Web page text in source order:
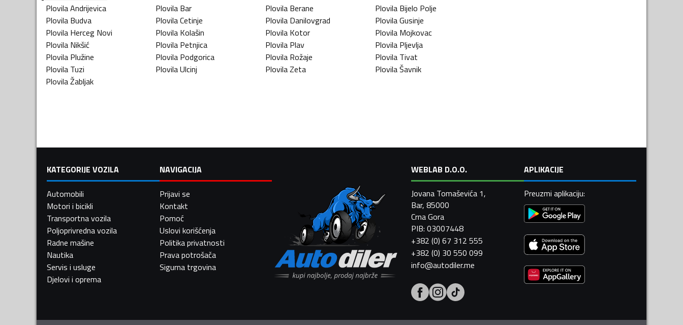
PlovilaAndrijevica Plovila Bar Plovila Berane Plovila Bijelo Polje
Plovila Budva PlovilaCetinje Plovila Danilovgrad PlovilaGusinje
Plovila Herceg Novi Plovila Kolašin Plovila Kotor Plovila Mojkovac
Plovila Nikšić Plovila Petnjica Plovila Plav Plovila Pljevlja
Plovila Plužine Plovila Podgorica Plovila Rožaje Plovila Tivat
Plovila Tuzi PlovilaUlcinj PlovilaZeta PlovilaŠavnik
PlovilaŽabljak
KATEGORIJE VOZILA
Automobili
Motori i bicikli
Transportna vozila
Poljoprivredna vozila
Radne mašine
Nautika
Servis i usluge
Djelovi i oprema
NAVIGACIJA
Prijavi se
Kontakt
Pomoć
Uslovi korišćenja
Politika privatnosti
Prava potrošača
Sigurna trgovina
WEBLAB D.O.O.
Jovana Tomaševića 1,
Bar, 85000
Crna Gora
PIB: 03007448
+382 (0) 67 312 555
+382 (0) 30 550 099
info@autodiler.me
APLIKACIJE
Preuzmi aplikaciju: